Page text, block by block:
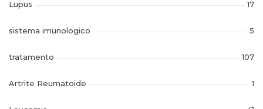
Lupus 17
sistema imunologico 5
tratamento 107
Artrite Reumatoide 1